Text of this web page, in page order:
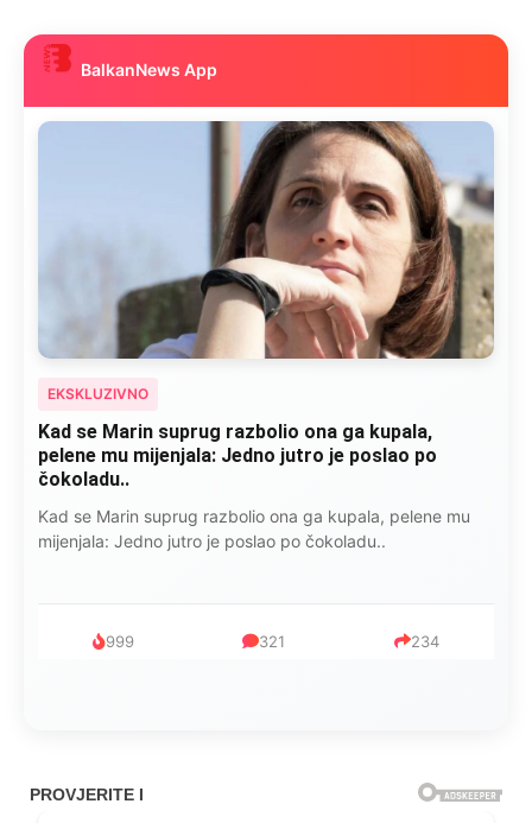
BalkanNews App
EKSKLUZIVNO
Kad se Marin suprug razbolio ona ga kupala,
pelene mu mijenjala: Jedno jutro je poslao po
čokoladu..
Kad se Marin suprug razbolio ona ga kupala, pelene mu
mijenjala: Jedno jutro je poslao po čokoladu..
999 321 234